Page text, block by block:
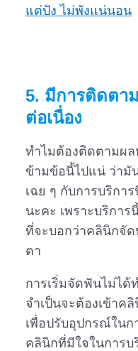
5. มีการติดตา
ต่อเนื่อง
ทำไมต้องติดตามผ
ข้ามข้อนี้ไปแน่ ว่ามั
เฉย ๆ กับการบริกา
นะคะ เพราะบริการ
ที่จะบอกว่าคลินิกจัด
ตา
การเริ่มจัดฟันไม่ได้
จำเป็นจะต้องเข้าค
เพื่อปรับอุปกรณ์ในก
คลินิกที่มีใจในการบ